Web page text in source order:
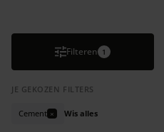
Filteren 1
JE GEKOZEN FILTERS
Cement × Wis alles